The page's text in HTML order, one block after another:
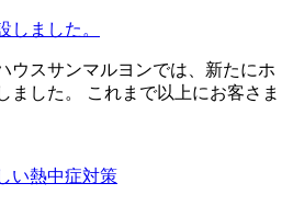
しました。
ウスサンマルヨンでは、新たにホ
ました。 これまで以上にお客さま
い熱中症対策